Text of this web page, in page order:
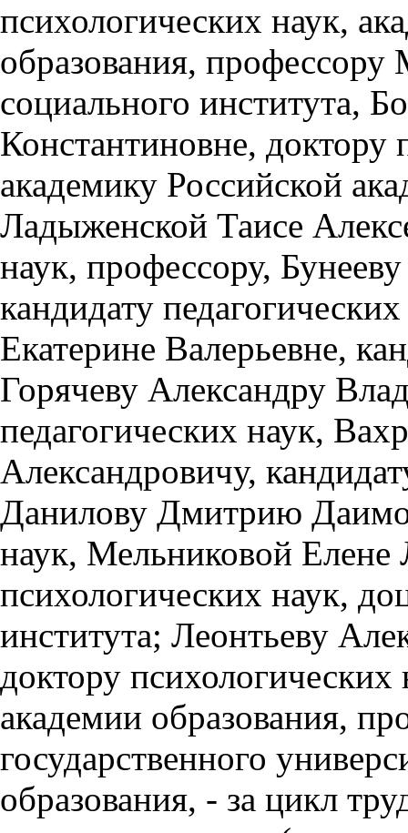
психологических наук,
образования, профессору
социального института,
Константиновне, доктору
академику Российской
Ладыженской Таисе
наук, профессору,
кандидату
Екатерине Валерьевне,
Горячеву Александру
педагогических наук,
Александровичу,
Данилову Дмитрию
наук, Мельниковой Елене
психологических наук,
института; Леонтьеву
доктору
академии образования,
государственного
образования, - за цикл